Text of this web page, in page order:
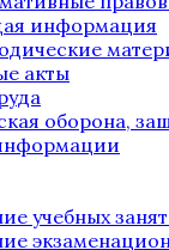
информация
акты
оборона,
учебных